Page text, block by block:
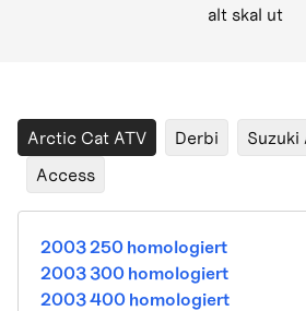
alt skal ut
Arctic Cat ATV Derbi Suzuki
Access
2003 250 homologiert
2003 300 homologiert
2003 400 homologiert